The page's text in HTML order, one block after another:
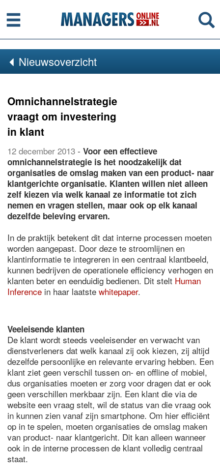
Menu
Nieuwsoverzicht
Omnichannelstrategie
vraagt om investering
in klant
12 december 2013 - Voor een effectieve
omnichannelstrategie is het noodzakelijk dat
organisaties de omslag maken van een product- naar
klantgerichte organisatie. Klanten willen niet alleen
zelf kiezen via welk kanaal ze informatie tot zich
nemen en vragen stellen, maar ook op elk kanaal
dezelfde beleving ervaren.
In de praktijk betekent dit dat interne processen moeten
worden aangepast. Door deze te stroomlijnen en
klantinformatie te integreren in een centraal klantbeeld,
kunnen bedrijven de operationele efficiency verhogen en
klanten beter en eenduidig bedienen. Dit stelt Human
Inference in haar laatste whitepaper.
Veeleisende klanten
De klant wordt steeds veeleisender en verwacht van
dienstverleners dat welk kanaal zij ook kiezen, zij altijd
dezelfde persoonlijke en relevante ervaring hebben. Een
klant ziet geen verschil tussen on- en offline of mobiel,
dus organisaties moeten er zorg voor dragen dat er ook
geen verschillen merkbaar zijn. Een klant die via de
website een vraag stelt, wil de status van die vraag ook
in kunnen zien vanaf zijn smartphone. Om hier efficiënt
op in te spelen, moeten organisaties de omslag maken
van product- naar klantgericht. Dit kan alleen wanneer
ook in de interne processen de klant volledig centraal
staat.